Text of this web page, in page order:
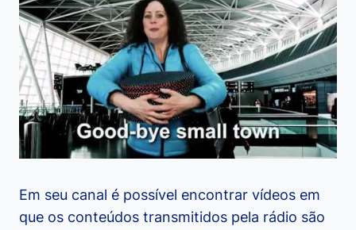
Em seu canal é possível encontrar vídeos em
que os conteúdos transmitidos pela rádio são